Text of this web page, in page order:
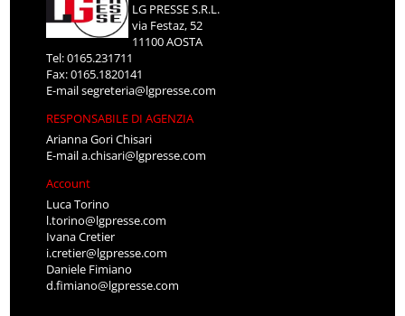
LG PRESSE S.R.L.
via Festaz, 52
11100 AOSTA
Tel: 0165.231711
Fax: 0165.1820141
E-mailsegreteria@lgpresse.com
RESPONSABILE DI AGENZIA
Arianna Gori Chisari
E-maila.chisari@lgpresse.com
Account
Luca Torino
l.torino@lgpresse.com
Ivana Cretier
i.cretier@lgpresse.com
Daniele Fimiano
d.fimiano@lgpresse.com